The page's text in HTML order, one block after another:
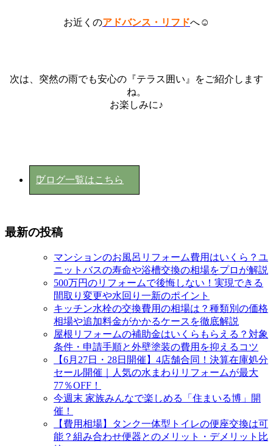
お近くのアドバンス・リフドへ☺
次は、突然の雨でも安心の『テラス囲い』をご紹介します
ね。
お楽しみに♪
ブログ一覧はこちら
最新の投稿
マンションのお風呂リフォーム費用はいくら？ユ
ニットバスの寿命や浴槽交換の相場をプロが解説
500万円のリフォームで後悔しない！実現できる
間取り変更や水回り一新のポイント
キッチン水栓の交換費用の相場は？種類別の価格
相場や追加料金がかかるケースを徹底解説
屋根リフォームの補助金はいくらもらえる？対象
条件・申請手順と外壁塗装の費用を抑えるコツ
【6月27日・28日開催】4店舗合同！決算在庫処分
セール開催｜人気の水まわりリフォームが最大
77％OFF！
今週末 家族みんなで楽しめる「住まいる博」開
催！
【費用相場】タンク一体型トイレの便座交換は可
能？組み合わせ便器とのメリット・デメリット比